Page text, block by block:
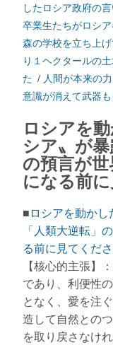
したロシア政府の
卒業生たちがロシ
森の学校を立ち上
り１ヘクタールの
た / 人間が本来の
意識が消えて武器
ロシアを
シア〟が暴
の預言が
になる前に
■ ロシアを動か
「人類大逆転」
る前に見てくださ
【核心的主張】
であり、利便性
となく、愛を注
造して自然との
を取り戻さなけ